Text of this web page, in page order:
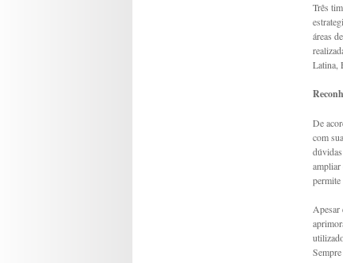
Três
áreas
Latina,
De
com
ampliar
permite
Apesar